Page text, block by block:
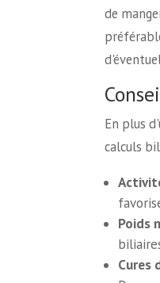
de
En plus
calculs
Poids
Cures